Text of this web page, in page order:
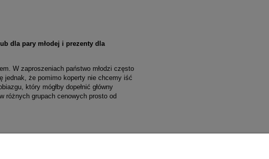
dla pary młodej i prezenty dla
W zaproszeniach państwo młodzi często
jednak, że pomimo koperty nie chcemy iść
który mógłby dopełnić główny
różnych grupach cenowych prosto od